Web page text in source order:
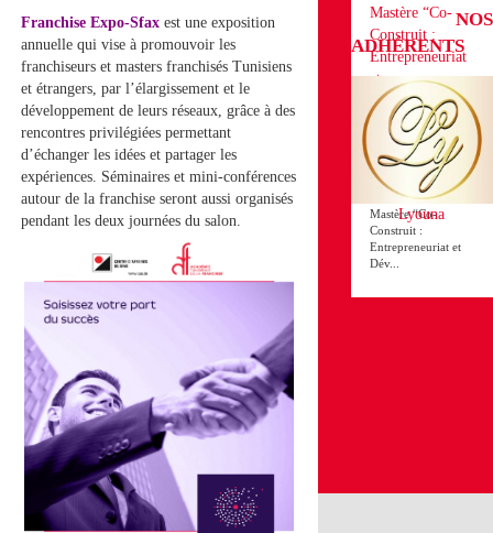
Franchise Expo-Sfax est une exposition
annuelle qui vise à promouvoir les
franchiseurs et masters franchisés Tunisiens
et étrangers, par l’élargissement et le
développement de leurs réseaux, grâce à des
rencontres privilégiées permettant
d’échanger les idées et partager les
expériences. Séminaires et mini-conférences
autour de la franchise seront aussi organisés
pendant les deux journées du salon.
Mastère “Co-
Construit :
Entrepreneuriat
et
Développement
des Projets en
Franchise”
18 décembre 2018
Le Centre d’affaires
de Sfax lance le
Mastère “Co-
Construit :
Entrepreneuriat et
Dév...
NOS
ADHÉRENTS
Lyouna